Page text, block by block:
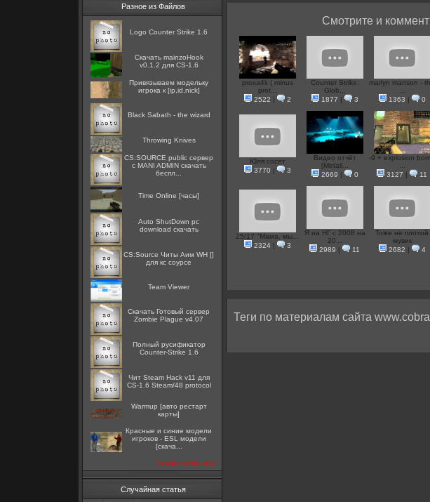
Разное из Файлов
Logo Counter Strike 1.6
Скачать mainzoHook
v0.1.2 для CS-1.6
Привязываем модельку
игрока к [ip,id,nick]
Black Sabath - the wizard
Throwing Knives
CS:SOURCE public сервер
с MANI ADMIN скачать
беспл...
Time Online [часы]
Auto ShutDown pc
download скачать
CS:Source Читы Аим WH []
для кс соурсе
Team Viewer
Скачать Готовый сервер
Zombie Plague v4.07
Полный русификатор
Counter-Strike 1.6
Чит Steam Hack v11 для
CS-1.6 Steam/48 protocol
Warmup [авто рестарт
карты]
Красные и синие модели
игроков - ESL модели
[скача...
посмотреть все
Случайная статья
Смотрите и
proxa4k ( minus
prot...
2522 | 2
Counter Strike:
Glob...
1877 | 3
marlyn manson -
1363 | 0
Юля сосет
3770 | 3
Видео отчёт
[Metall...
2669 | 0
-9 + explosion
3127 | 11
25/17 "Мама, мы...
2324| 3
Я на НГ с 2008 на
20...
2989 | 11
Тоже не плохой
мувик
2682 | 4
Теги по материалам сайта